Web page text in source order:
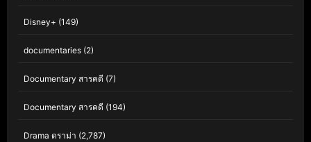
Disney+ (149)
documentaries (2)
Documentary สารคดี (7)
Documentary สารคดี (194)
Drama ดราม่า (2,787)